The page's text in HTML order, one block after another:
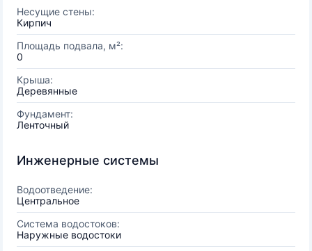
Несущие стены:
Кирпич
Площадь подвала, м²:
0
Крыша:
Деревянные
Фундамент:
Ленточный
Инженерные системы
Водоотведение:
Центральное
Система водостоков:
Наружные водостоки